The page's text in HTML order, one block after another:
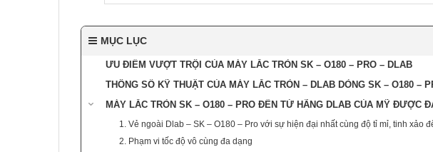
MỤC LỤC
ƯU ĐIỂM VƯỢT TRỘI CỦA MÁY LẮC TRÒN SK – O180 – PRO – DLAB
THÔNG SỐ KỸ THUẬT CỦA MÁY LẮC TRÒN – DLAB DÒNG SK – O180 –
MÁY LẮC TRÒN SK – O180 – PRO ĐẾN TỪ HÃNG DLAB CỦA MỸ ĐƯỢC
1. Vẻ ngoài Dlab – SK – O180 – Pro với sự hiện đại nhất cùng độ tỉ mỉ, tinh xảo
2. Phạm vi tốc độ vô cùng đa dạng